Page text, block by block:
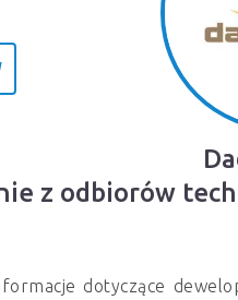
z odbiorów
dotyczące